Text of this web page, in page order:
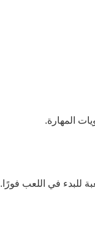
المهارة.
للبدء في اللعب فورًا.